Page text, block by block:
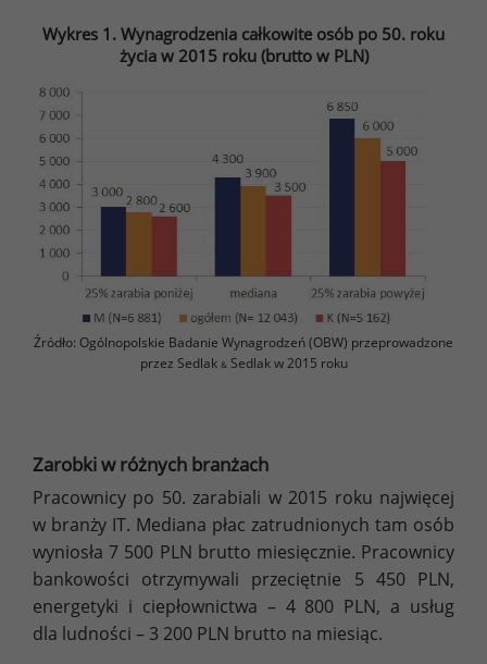
Wykres 1. Wynagrodzenia całkowite osób po 50. roku
życia w 2015 roku (brutto w PLN)
Źródło: Ogólnopolskie Badanie Wynagrodzeń (OBW) przeprowadzone
przez Sedlak &Sedlak w 2015 roku
Zarobki w różnych branżach
Pracownicy po 50. zarabiali w 2015 roku najwięcej
w branży IT. Mediana płac zatrudnionych tam osób
wyniosła 7 500 PLN brutto miesięcznie. Pracownicy
bankowości otrzymywali przeciętnie 5 450 PLN,
energetyki i ciepłownictwa – 4 800 PLN, a usług
dla ludności – 3 200 PLN brutto na miesiąc.